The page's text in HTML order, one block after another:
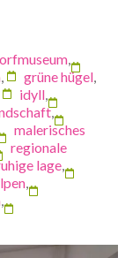
grüne hügel
idyll
,
malerisches
regionale
lage